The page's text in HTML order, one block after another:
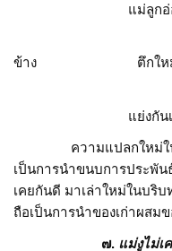
แม่ลูกอ่อนพิงห
ศูนย์การค้า
ข้าง ตึกใหม่สร้าง
รถราเต็มถ
แย่งกันเกิดแย่ง
ความแปลกใหม่ใ
เป็นการนำขนบการประพัน
เคยกันดี มาเล่าใหม่ในบริ
ถือเป็นการนำของเก่าผสม
๗. แม่งูไม่เ